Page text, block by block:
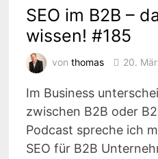
SEO im B2B –
wissen! #185
von thomas 20.
Im Business
zwischen B2B oder
Podcast spreche ich
SEO für B2B